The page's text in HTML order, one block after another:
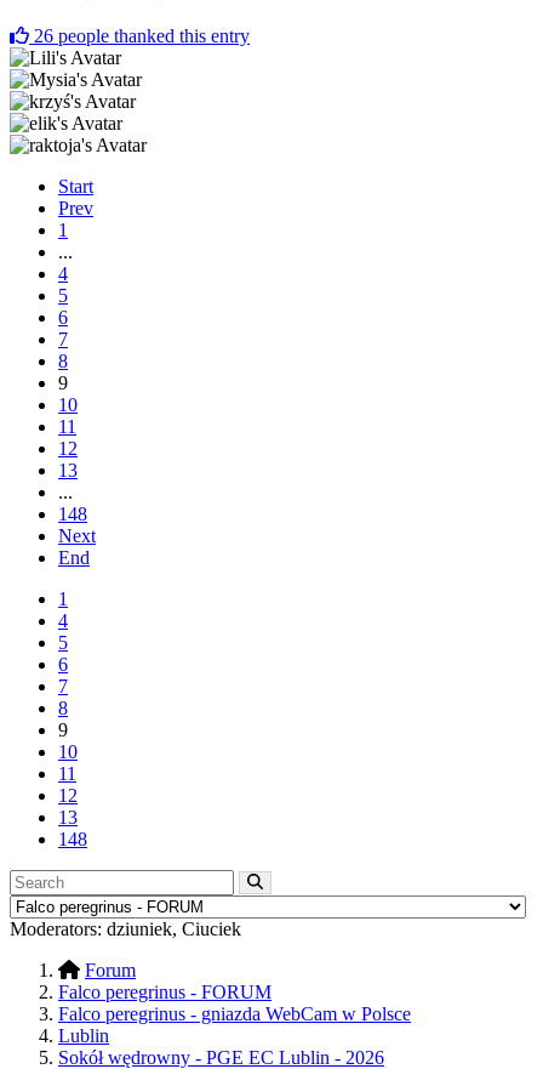
26 people thanked this entry
Start
Prev
1
...
4
5
6
7
8
9
10
11
12
13
...
148
Next
End
1
4
5
6
7
8
9
10
11
12
13
148
Moderators: dziuniek, Ciuciek
Forum
Falco peregrinus - FORUM
Falco peregrinus - gniazda WebCam w Polsce
Lublin
Sokół wędrowny - PGE EC Lublin - 2026